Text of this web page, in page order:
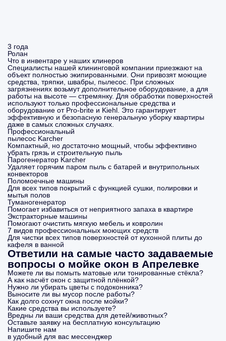
3 года
Ролан
Что в инвентаре у наших клинеров
Специалисты нашей клининговой компании приезжают на
объект полностью экипированными. Они привозят моющие
средства, тряпки, швабры, пылесос. При сложных
загрязнениях возьмут дополнительное оборудование, а для
работы на высоте — стремянку. Для обработки поверхностей
используют только профессиональные средства и
оборудование от Pro-brite и Kiehl. Это гарантирует
эффективную и безопасную генеральную уборку квартиры
даже в самых сложных случаях.
Профессиональный
пылесос Karcher
Компактный, но достаточно мощный, чтобы эффективно
убрать грязь и строительную пыль
Парогенератор Karcher
Удаляет горячим паром пыль с батарей и внутрипольных
конвекторов
Поломоечные машины
Для всех типов покрытий с функцией сушки, полировки и
мытья полов
Туманогенератор
Помогает избавиться от неприятного запаха в квартире
Экстракторные машины
Помогают очистить мягкую мебель и ковролин
7 видов профессиональных моющих средств
Для чистки всех типов поверхностей от кухонной плиты до
кафеля в ванной
Ответили на самые часто задаваемые
вопросы о мойке окон в Апрелевке
Можете ли вы помыть матовые или тонированные стёкла?
А как насчёт окон с защитной плёнкой?
Нужно ли убирать цветы с подоконника?
Выносите ли вы мусор после работы?
Как долго сохнут окна после мойки?
Какие средства вы используете?
Вредны ли ваши средства для детей/животных?
Оставьте заявку на бесплатную консультацию
Напишите нам
в удобный для вас мессенджер